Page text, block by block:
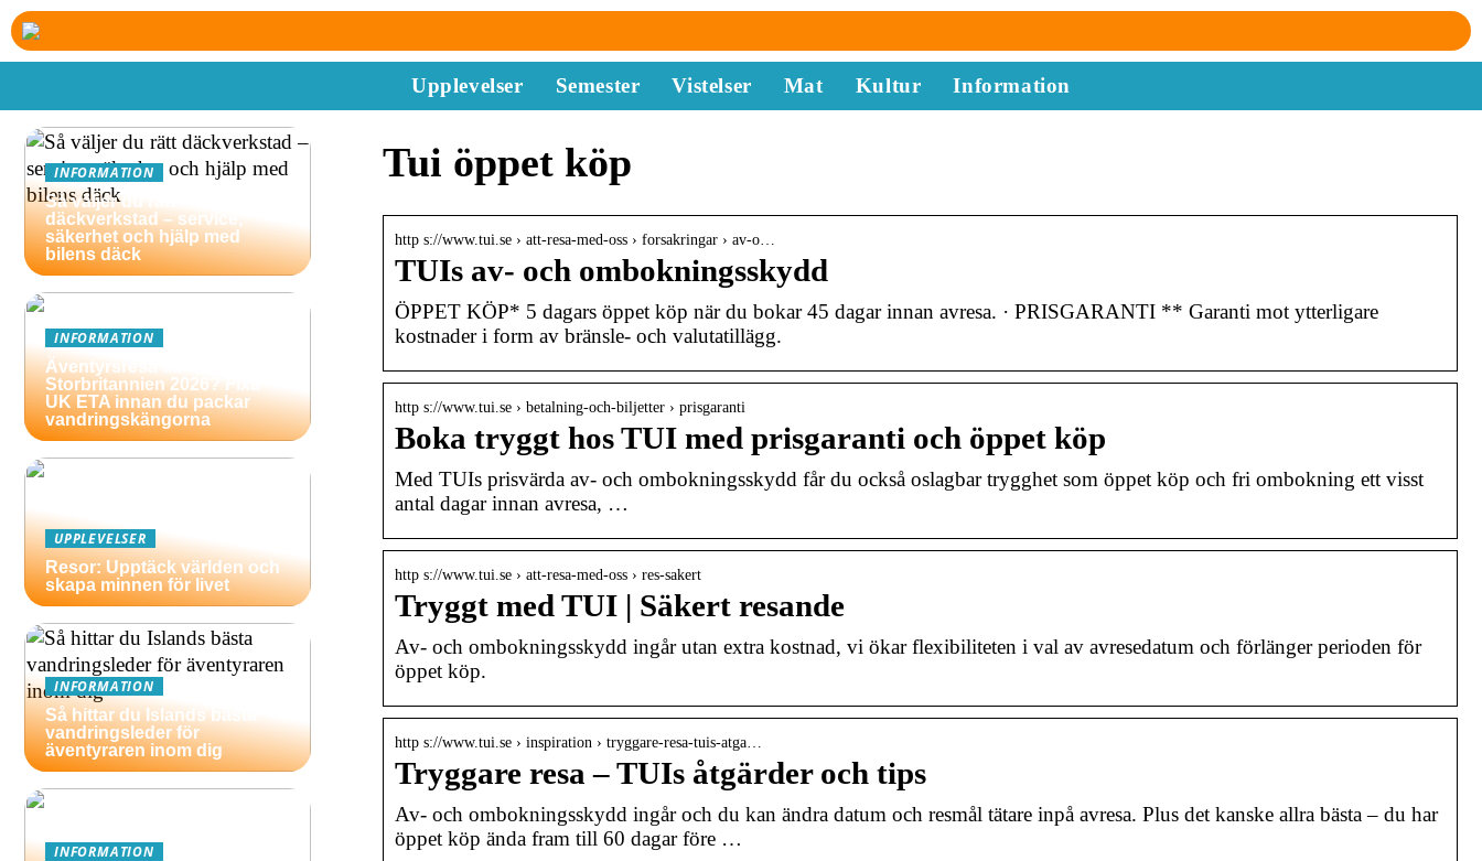
Upplevelser Semester Vistelser Mat Kultur Information
Tui öppet köp
http s://www.tui.se › att-resa-med-oss › forsakringar › av-o…
TUIs av- och ombokningsskydd
ÖPPET KÖP* 5 dagars öppet köp när du bokar 45 dagar innan avresa. · PRISGARANTI ** Garanti mot ytterligare
kostnader i form av bränsle- och valutatillägg.
http s://www.tui.se › betalning-och-biljetter › prisgaranti
Boka tryggt hos TUI med prisgaranti och öppet köp
Med TUIs prisvärda av- och ombokningsskydd får du också oslagbar trygghet som öppet köp och fri ombokning ett visst
antal dagar innan avresa, …
http s://www.tui.se › att-resa-med-oss › res-sakert
Tryggt med TUI | Säkert resande
Av- och ombokningsskydd ingår utan extra kostnad, vi ökar flexibiliteten i val av avresedatum och förlänger perioden för
öppet köp.
http s://www.tui.se › inspiration › tryggare-resa-tuis-atga…
Tryggare resa – TUIs åtgärder och tips
Av- och ombokningsskydd ingår och du kan ändra datum och resmål tätare inpå avresa. Plus det kanske allra bästa – du har
öppet köp ända fram till 60 dagar före …
INFORMATION
Så väljer du rätt
däckverkstad – service,
säkerhet och hjälp med
bilens däck
INFORMATION
Äventyrsresa till
Storbritannien 2026? Fixa
UK ETA innan du packar
vandringskängorna
UPPLEVELSER
Resor: Upptäck världen och
skapa minnen för livet
INFORMATION
Så hittar du Islands bästa
vandringsleder för
äventyraren inom dig
INFORMATION